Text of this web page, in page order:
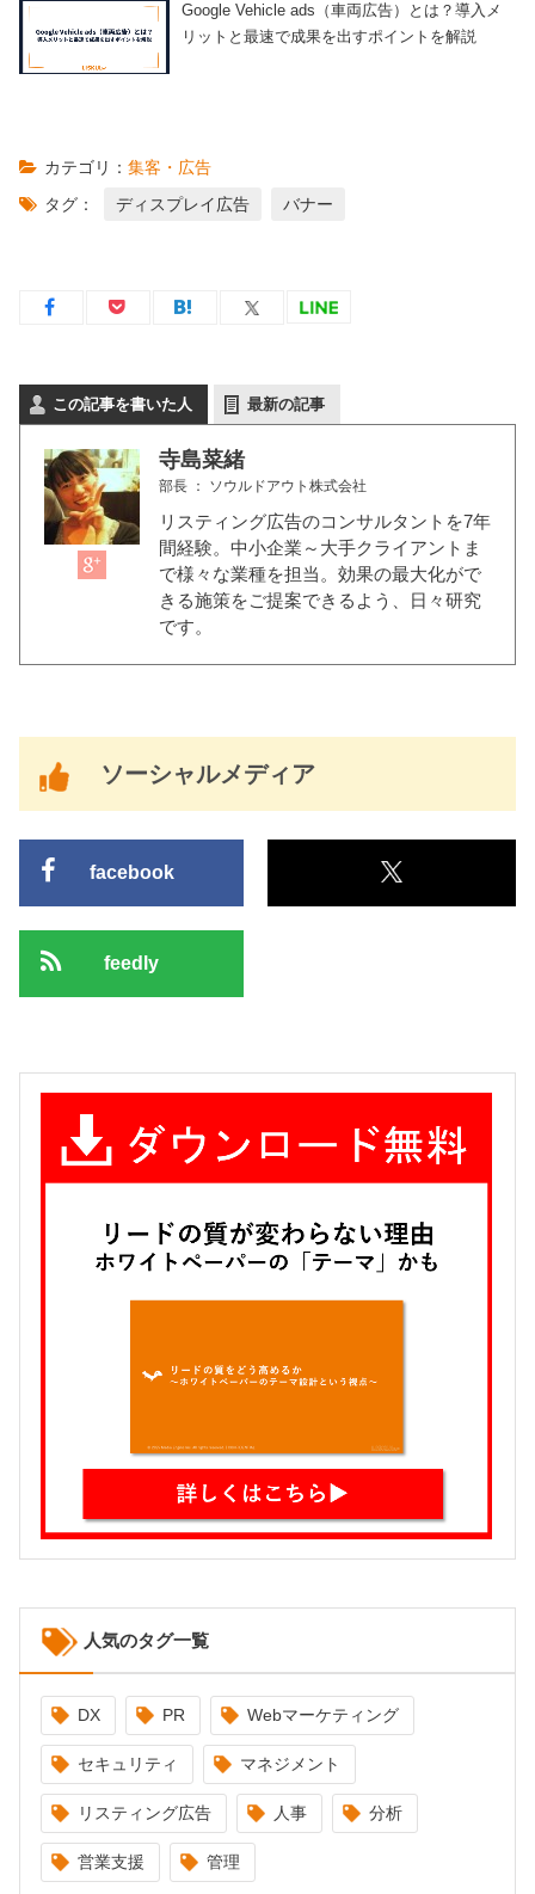
Google Vehicle ads（車両広告）とは？導入メ
リットと最速で成果を出すポイントを解説
カテゴリ： 集客・広告
タグ：
ディスプレイ広告 バナー
この記事を書いた人 最新の記事
寺島菜緒
部長 ： ソウルドアウト株式会社
リスティング広告のコンサルタントを7年
間経験。中小企業～大手クライアントま
で様々な業種を担当。効果の最大化がで
きる施策をご提案できるよう、日々研究
です。
ソーシャルメディア
facebook
feedly
人気のタグ一覧
DX PR Webマーケティング
セキュリティ マネジメント
リスティング広告 人事 分析
営業支援 管理